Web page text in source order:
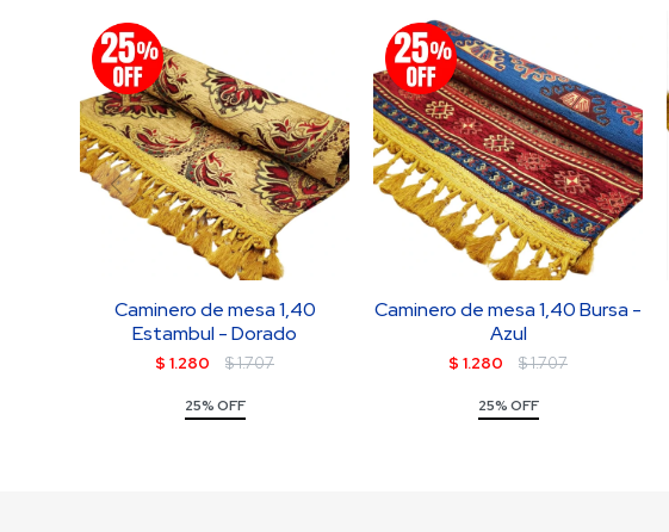
Caminero de mesa 1,40
Estambul - Dorado
$ 1.280 $1.707
25% OFF
Caminero de mesa 1,40 Bursa -
Azul
$ 1.280 $1.707
25% OFF